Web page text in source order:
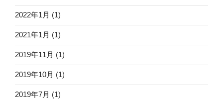
2022年1月 (1)
2021年1月 (1)
2019年11月 (1)
2019年10月 (1)
2019年7月 (1)